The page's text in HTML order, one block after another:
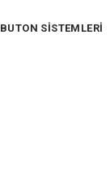
BUTON SİSTEMLERİ